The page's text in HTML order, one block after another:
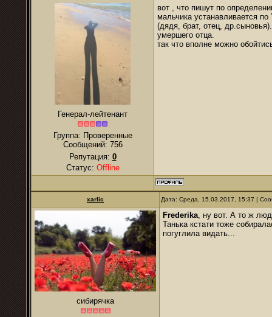
Генерал-лейтенант
Группа: Проверенные
Сообщений: 756
Репутация: 0
Статус: Offline
вот , что пишут по
мальчика устанавливается
(дядя, брат, отец,
умершего отца.
так что вполне можно
xarlic Дата: Среда, 15.03.2017, 15:37 |
сибирячка
Frederika, ну вот. А то ж
Танька кстати тоже
погуглила видать...